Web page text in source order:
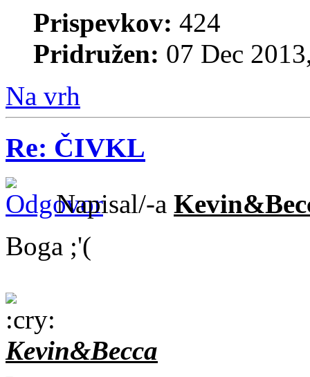
Prispevkov: 424
Pridružen: 07 Dec
Na vrh
Re: ČIVKL
Napisal/-a
Boga ;'(
Kevin&Becca